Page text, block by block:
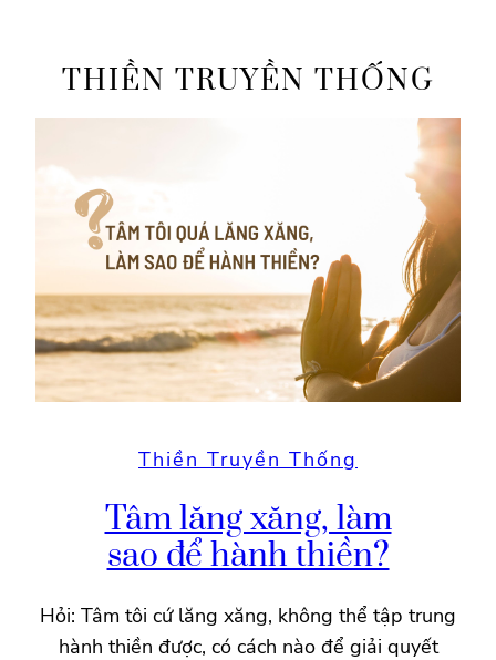
THIỀN TRUYỀN THỐNG
Thiền Truyền Thống
Tâm lăng xăng, làm
sao để hành thiền?
Hỏi: Tâm tôi cứ lăng xăng, không thể tập trung
hành thiền được, có cách nào để giải quyết